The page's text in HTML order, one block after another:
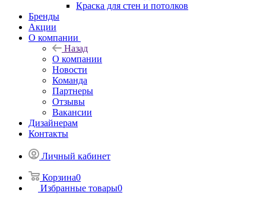
Краска для стен и потолков
Бренды
Акции
О компании
Назад
О компании
Новости
Команда
Партнеры
Отзывы
Вакансии
Дизайнерам
Контакты
Личный кабинет
Корзина0
Избранные товары0